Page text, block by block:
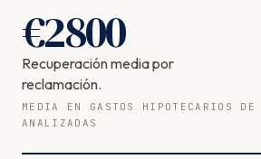
€2800
Recuperación media por
reclamación.
MEDIA EN GASTOS HIPOTECARIOS DE
ANALIZADAS